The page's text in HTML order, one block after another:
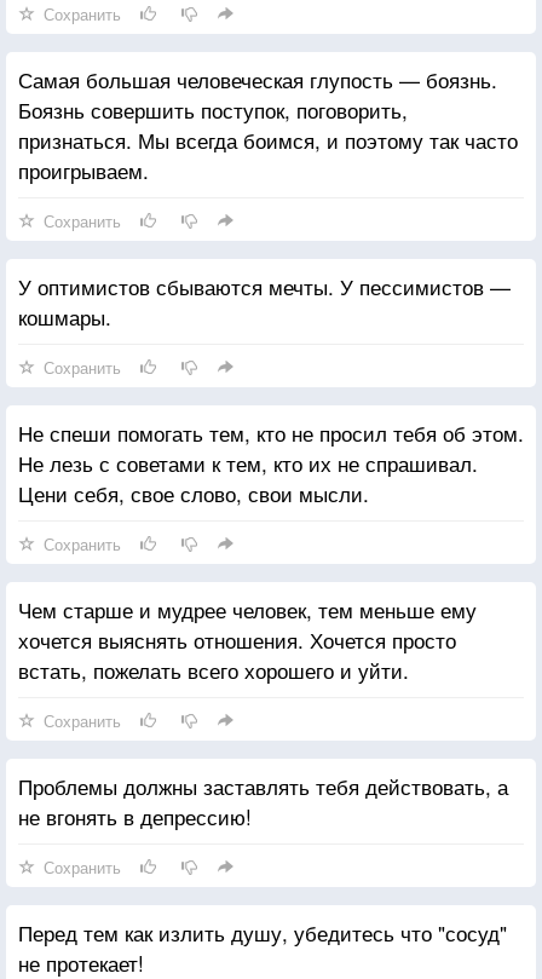
Сохранить
Самая большая человеческая глупость — боязнь.
Боязнь совершить поступок, поговорить,
признаться. Мы всегда боимся, и поэтому так часто
проигрываем.
Сохранить
У оптимистов сбываются мечты. У пессимистов —
кошмары.
Сохранить
Не спеши помогать тем, кто не просил тебя об этом.
Не лезь с советами к тем, кто их не спрашивал.
Цени себя, свое слово, свои мысли.
Сохранить
Чем старше и мудрее человек, тем меньше ему
хочется выяснять отношения. Хочется просто
встать, пожелать всего хорошего и уйти.
Сохранить
Проблемы должны заставлять тебя действовать, а
не вгонять в депрессию!
Сохранить
Перед тем как излить душу, убедитесь что "сосуд"
не протекает!